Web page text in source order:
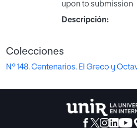
upon to submission
Descripción:
Colecciones
Nº 148. Centenarios. El Greco y